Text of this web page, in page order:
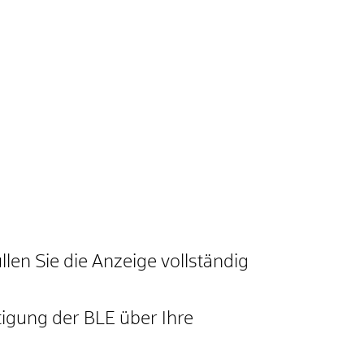
Sie die Anzeige vollständig
der BLE über Ihre